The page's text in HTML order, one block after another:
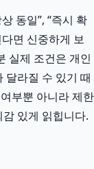
동일”, “즉시 확
면 신중하게 보
실제 조건은 개인
달라질 수 있기 때
부뿐 아니라 제한
있게 읽힙니다.